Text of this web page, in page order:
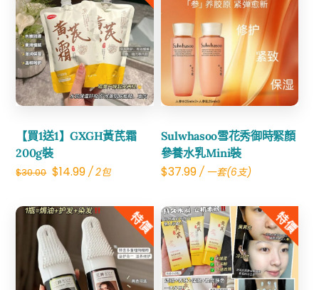
【買1送1】GXGH黃芪霜
200g裝
$30.00 Original
was:
$30.00.
$14.99Current
is:
$14.99.
/ 2包
Share
Sulwhasoo雪花秀御時緊顏
參養水乳Mini裝
$37.99/ 一套(6支)
Share
特價 特價